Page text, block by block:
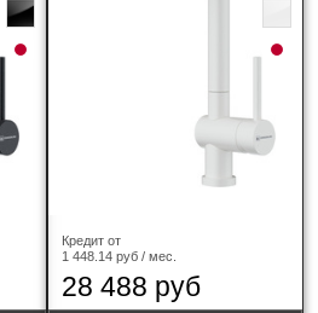
Кредит от
1 448.14 руб / мес.
28 488 руб